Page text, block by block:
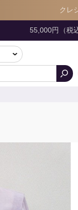
クレ
55,000円（税